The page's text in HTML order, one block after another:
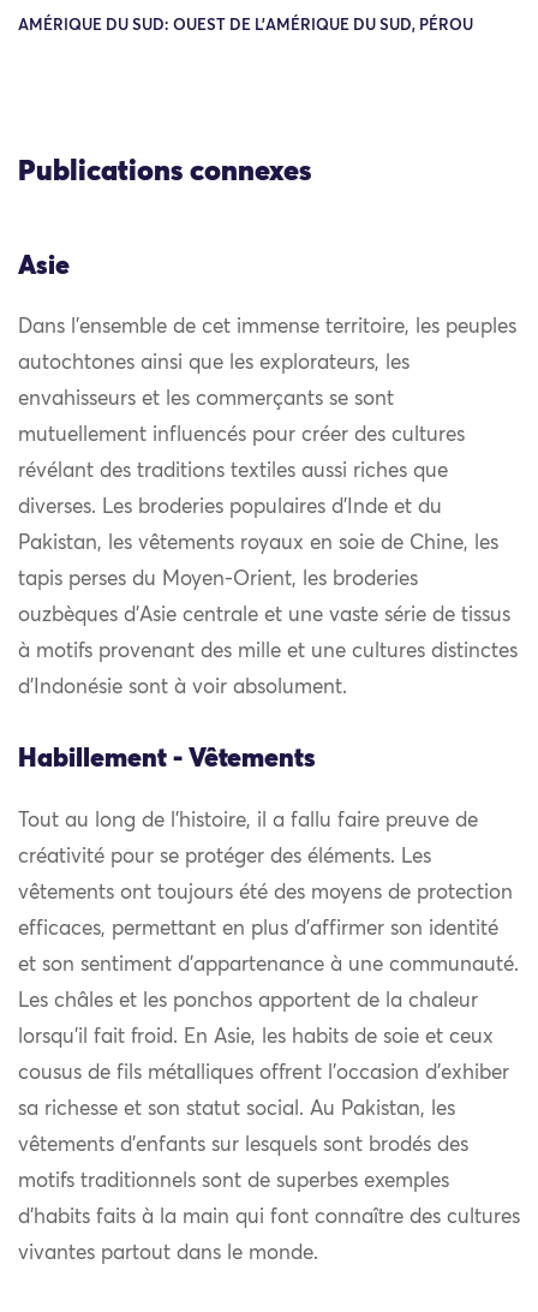
AMÉRIQUE DU SUD: OUEST DE L'AMÉRIQUE DU SUD, PÉROU
Publications connexes
Asie
Dans l’ensemble de cet immense territoire, les peuples
autochtones ainsi que les explorateurs, les
envahisseurs et les commerçants se sont
mutuellement influencés pour créer des cultures
révélant des traditions textiles aussi riches que
diverses. Les broderies populaires d’Inde et du
Pakistan, les vêtements royaux en soie de Chine, les
tapis perses du Moyen-Orient, les broderies
ouzbèques d’Asie centrale et une vaste série de tissus
à motifs provenant des mille et une cultures distinctes
d’Indonésie sont à voir absolument.
Habillement - Vêtements
Tout au long de l’histoire, il a fallu faire preuve de
créativité pour se protéger des éléments. Les
vêtements ont toujours été des moyens de protection
efficaces, permettant en plus d’affirmer son identité
et son sentiment d’appartenance à une communauté.
Les châles et les ponchos apportent de la chaleur
lorsqu’il fait froid. En Asie, les habits de soie et ceux
cousus de fils métalliques offrent l’occasion d’exhiber
sa richesse et son statut social. Au Pakistan, les
vêtements d’enfants sur lesquels sont brodés des
motifs traditionnels sont de superbes exemples
d’habits faits à la main qui font connaître des cultures
vivantes partout dans le monde.